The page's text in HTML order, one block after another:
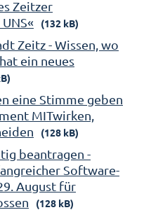
Zeitzer
(132 kB)
Zeitz - Wissen, wo
ein neues
eine Stimme geben
MITwirken,
(128 kB)
beantragen -
Software-
August für
(128 kB)